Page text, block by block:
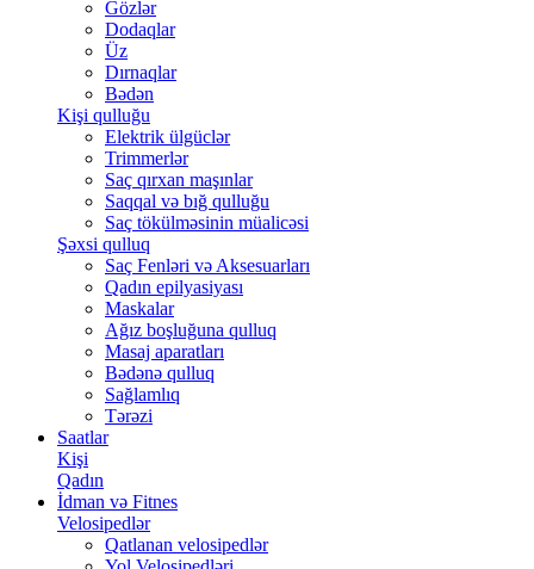
Gözlər
Dodaqlar
Üz
Dırnaqlar
Bədən
Kişi qulluğu
Elektrik ülgüclər
Trimmerlər
Saç qırxan maşınlar
Saqqal və bığ qulluğu
Saç tökülməsinin müalicəsi
Şəxsi qulluq
Saç Fenləri və Aksesuarları
Qadın epilyasiyası
Maskalar
Ağız boşluğuna qulluq
Masaj aparatları
Bədənə qulluq
Sağlamlıq
Tərəzi
Saatlar
Kişi
Qadın
İdman və Fitnes
Velosipedlər
Qatlanan velosipedlər